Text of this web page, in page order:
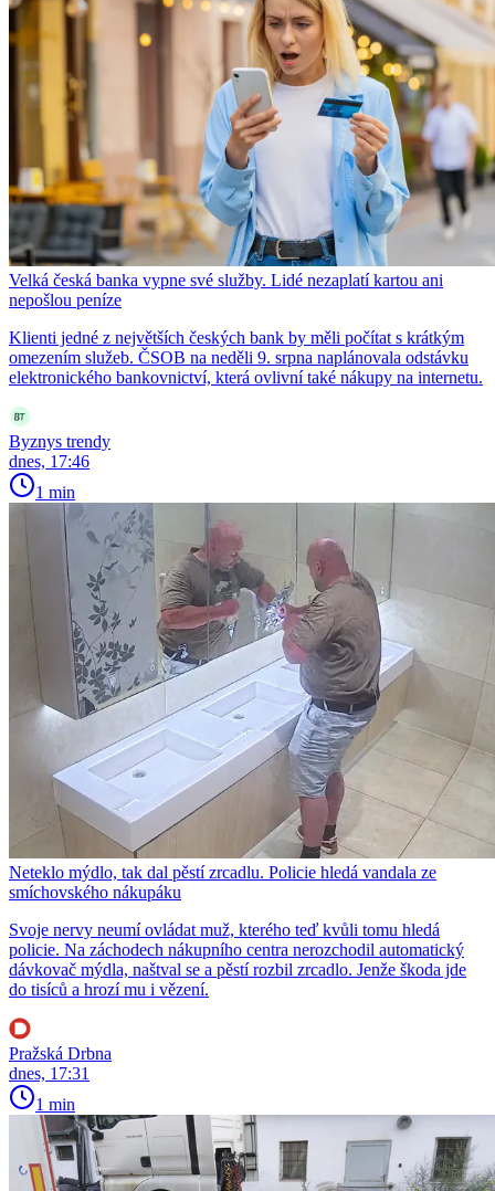
Velká česká banka vypne své služby. Lidé nezaplatí kartou ani
nepošlou peníze
Klienti jedné z největších českých bank by měli počítat s krátkým
omezením služeb. ČSOB na neděli 9. srpna naplánovala odstávku
elektronického bankovnictví, která ovlivní také nákupy na internetu.
Byznys trendy
dnes, 17:46
1 min
Neteklo mýdlo, tak dal pěstí zrcadlu. Policie hledá vandala ze
smíchovského nákupáku
Svoje nervy neumí ovládat muž, kterého teď kvůli tomu hledá
policie. Na záchodech nákupního centra nerozchodil automatický
dávkovač mýdla, naštval se a pěstí rozbil zrcadlo. Jenže škoda jde
do tisíců a hrozí mu i vězení.
Pražská Drbna
dnes, 17:31
1 min